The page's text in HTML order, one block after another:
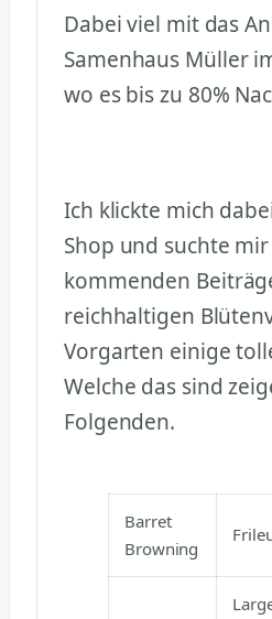
Dabei viel mit das
Samenhaus Müller
wo es bis zu 80%
Ich klickte mich
Shop und suchte
kommenden
reichhaltigen
Vorgarten einige
Welche das sind
Folgenden.
Barret
Browning